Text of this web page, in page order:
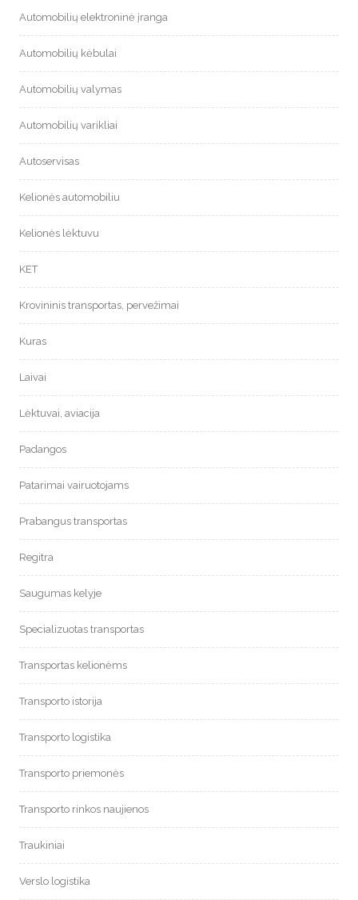
Automobilių elektroninė įranga
Automobilių kėbulai
Automobilių valymas
Automobilių varikliai
Autoservisas
Kelionės automobiliu
Kelionės lėktuvu
KET
Krovininis transportas, pervežimai
Kuras
Laivai
Lėktuvai, aviacija
Padangos
Patarimai vairuotojams
Prabangus transportas
Regitra
Saugumas kelyje
Specializuotas transportas
Transportas kelionėms
Transporto istorija
Transporto logistika
Transporto priemonės
Transporto rinkos naujienos
Traukiniai
Verslo logistika